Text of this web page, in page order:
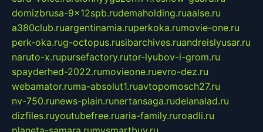
domizbrusa-9x12spb.rudemaholding.ruaalse.ru
a380club.ruargentinamia.ruperkoka.rumovie-one.ru
perk-oka.rug-octopus.rusibarchives.ruandreislyusar.ru
naruto-x.rupursefactory.rutor-lyubov-i-grom.ru
spayderhed-2022.rumovieone.ruevro-dez.ru
webamator.ruma-absolut1.ruavtopomosch27.ru
nv-750.runews-plain.runertansaga.rudelanalad.ru
dizfiles.ruyoutubefree.ruaria-family.ruroadli.ru